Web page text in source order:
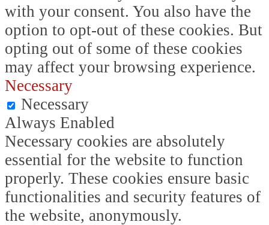
with your consent. You also have the
option to opt-out of these cookies. But
opting out of some of these cookies
may affect your browsing experience.
Necessary
Necessary
Always Enabled
Necessary cookies are absolutely
essential for the website to function
properly. These cookies ensure basic
functionalities and security features of
the website, anonymously.